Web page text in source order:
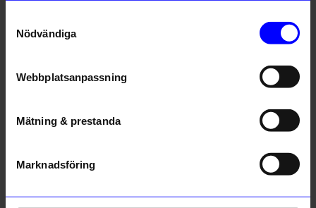
Nödvändiga
Webbplatsanpassning
Mätning & prestanda
Marknadsföring
Bosign
I lager
Skärbräda i Furu 28x18cm
Andra köpte även
41%